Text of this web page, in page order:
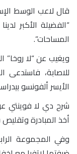
قال لاعب الوسط
“الفضيلة الأكبر
المساحات”.
ويغيب عن “لا روخا”
للاصابة،
الأيسر ألفونسو
شرح دي لا فوينتي
أخذ المبادرة
وفي المجموعة